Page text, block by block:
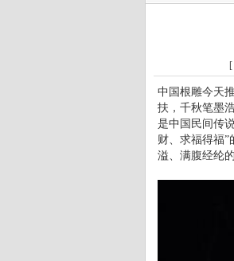
中国 根雕今天
扶，千秋笔墨
是中国民间传
财、求福得福
溢、满腹经纶